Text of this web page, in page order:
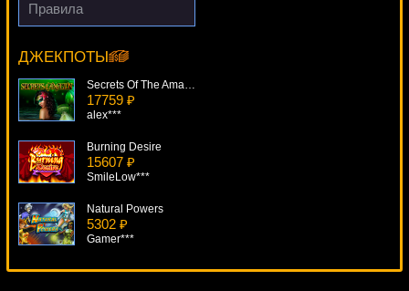
kat***
Правила
ДЖЕКПОТЫ
Pharaohs Gems
drink***
Secrets Of The Amazon
17759 ₽
alex***
Burning Desire
15607 ₽
SmileLow***
Natural Powers
5302 ₽
Gamer***
Hot Roller